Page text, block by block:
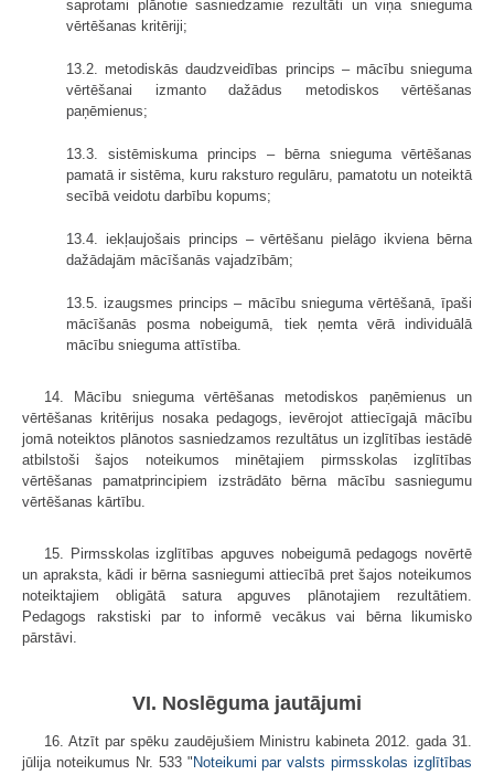
saprotami plānotie sasniedzamie rezultāti un viņa snieguma
vērtēšanas kritēriji;
13.2. metodiskās daudzveidības princips – mācību snieguma
vērtēšanai izmanto dažādus metodiskos vērtēšanas
paņēmienus;
13.3. sistēmiskuma princips – bērna snieguma vērtēšanas
pamatā ir sistēma, kuru raksturo regulāru, pamatotu un noteiktā
secībā veidotu darbību kopums;
13.4. iekļaujošais princips – vērtēšanu pielāgo ikviena bērna
dažādajām mācīšanās vajadzībām;
13.5. izaugsmes princips – mācību snieguma vērtēšanā, īpaši
mācīšanās posma nobeigumā, tiek ņemta vērā individuālā
mācību snieguma attīstība.
14. Mācību snieguma vērtēšanas metodiskos paņēmienus un
vērtēšanas kritērijus nosaka pedagogs, ievērojot attiecīgajā mācību
jomā noteiktos plānotos sasniedzamos rezultātus un izglītības iestādē
atbilstoši šajos noteikumos minētajiem pirmsskolas izglītības
vērtēšanas pamatprincipiem izstrādāto bērna mācību sasniegumu
vērtēšanas kārtību.
15. Pirmsskolas izglītības apguves nobeigumā pedagogs novērtē
un apraksta, kādi ir bērna sasniegumi attiecībā pret šajos noteikumos
noteiktajiem obligātā satura apguves plānotajiem rezultātiem.
Pedagogs rakstiski par to informē vecākus vai bērna likumisko
pārstāvi.
VI. Noslēguma jautājumi
16. Atzīt par spēku zaudējušiem Ministru kabineta 2012. gada 31.
jūlija noteikumus Nr. 533 " Noteikumi par valsts pirmsskolas izglītības